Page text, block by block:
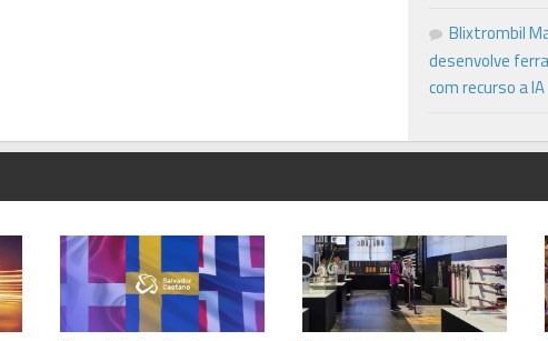
Blixtrombil
desenvolve
com recurso a IA